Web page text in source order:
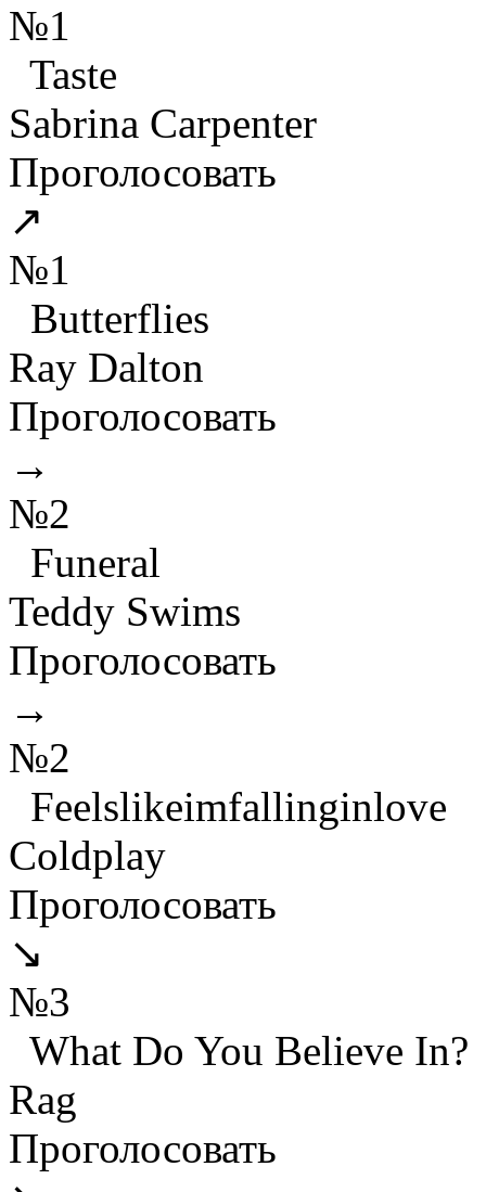
№1
Taste
Sabrina Carpenter
Проголосовать
↗
№1
Butterflies
Ray Dalton
Проголосовать
→
№2
Funeral
Teddy Swims
Проголосовать
→
№2
Feelslikeimfallinginlove
Coldplay
Проголосовать
↘
№3
What Do You Believe In?
Rag
Проголосовать